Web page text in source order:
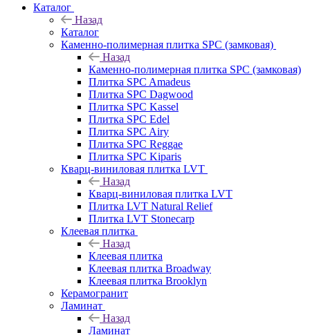
Каталог
Назад
Каталог
Каменно-полимерная плитка SPC (замковая)
Назад
Каменно-полимерная плитка SPC (замковая)
Плитка SPC Amadeus
Плитка SPC Dagwood
Плитка SPC Kassel
Плитка SPC Edel
Плитка SPC Airy
Плитка SPC Reggae
Плитка SPC Kiparis
Кварц-виниловая плитка LVT
Назад
Кварц-виниловая плитка LVT
Плитка LVT Natural Relief
Плитка LVT Stonecarp
Клеевая плитка
Назад
Клеевая плитка
Клеевая плитка Broadway
Клеевая плитка Brooklyn
Керамогранит
Ламинат
Назад
Ламинат